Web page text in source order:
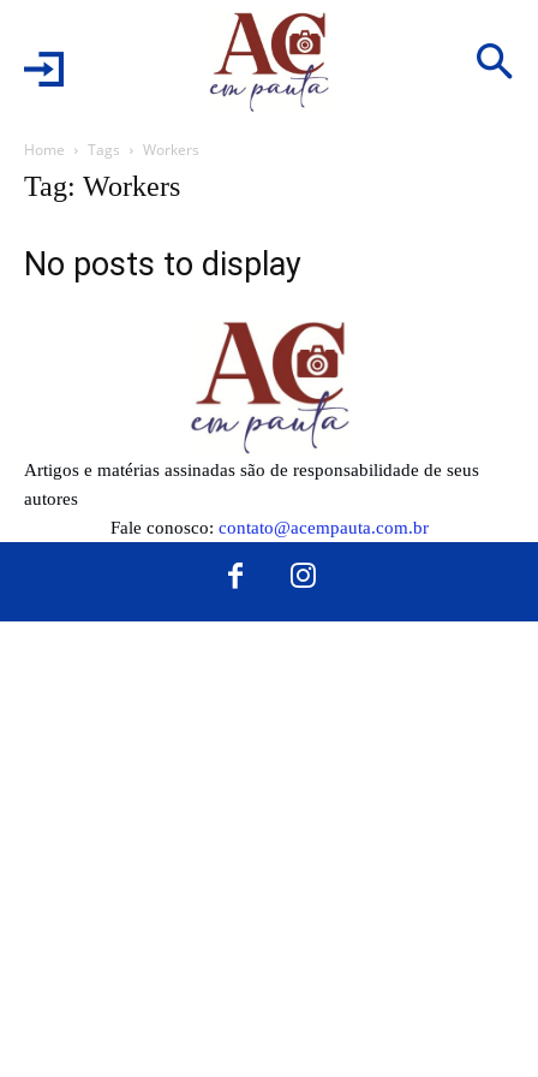
Home Tags Workers
Tag: Workers
No posts to display
Artigos e matérias assinadas são de responsabilidade de seus
autores
Fale conosco: contato@acempauta.com.br